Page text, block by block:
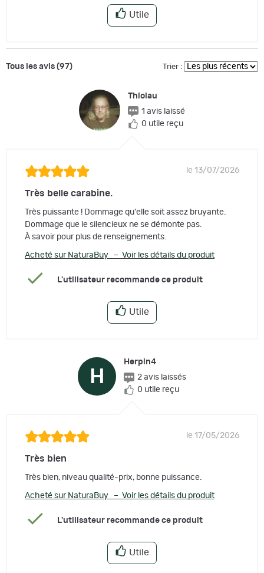
Utile
Tous les avis (97) Trier :
Thiolau
1 avis laissé
0 utile reçu
le 13/07/2026
Très belle carabine.
Très puissante ! Dommage qu'elle soit assez bruyante.
Dommage que le silencieux ne se démonte pas.
À savoir pour plus de renseignements.
Acheté sur NaturaBuy – Voir les détails du produit
L'utilisateur recommande ce produit
Utile
H
Herpin4
2 avis laissés
0 utile reçu
le 17/05/2026
Très bien
Très bien, niveau qualité-prix, bonne puissance.
Acheté sur NaturaBuy – Voir les détails du produit
L'utilisateur recommande ce produit
Utile